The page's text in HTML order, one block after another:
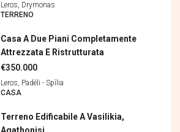
Leros, Drymonas
TERRENΟ
Casa A Due Piani Completamente
Attrezzata E Ristrutturata
€350.000
Leros, Padèli - Spìlia
CASA
Terreno Edificabile A Vasilikia,